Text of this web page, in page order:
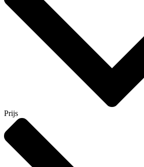
Prijs